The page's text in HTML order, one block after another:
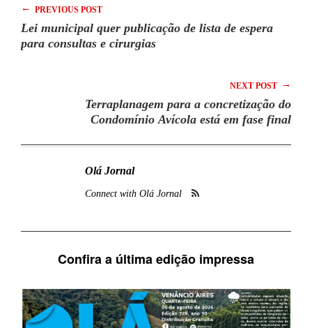
← PREVIOUS POST
Lei municipal quer publicação de lista de espera
para consultas e cirurgias
NEXT POST →
Terraplanagem para a concretização do
Condomínio Avícola está em fase final
Olá Jornal
Connect with Olá Jornal
Confira a última edição impressa